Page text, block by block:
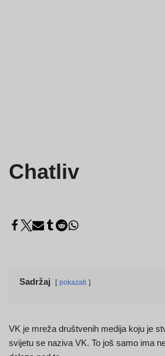
Chatliv
Sadržaj pokazati
VK je mreža društvenih medija koju je
svijetu se naziva VK. To još samo ima